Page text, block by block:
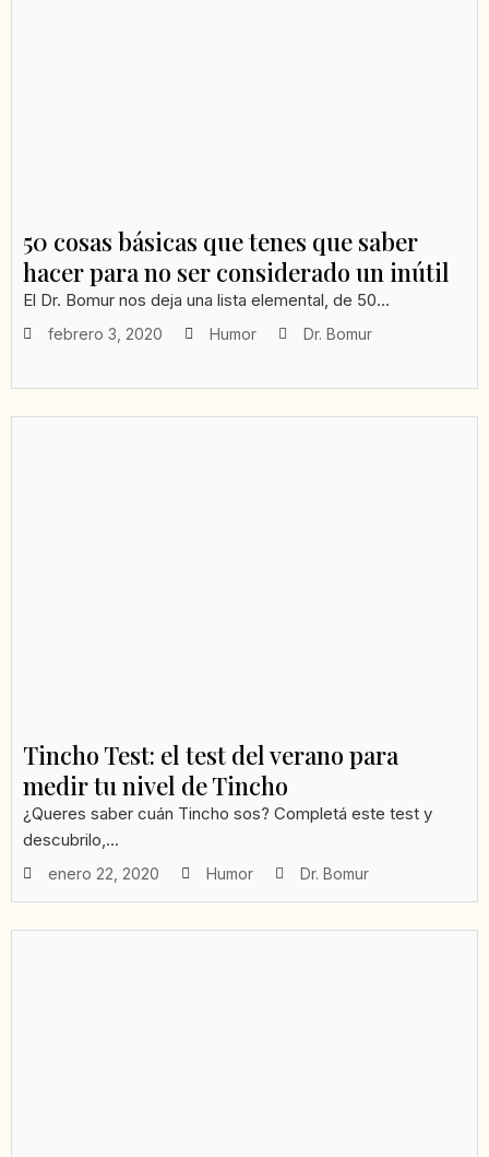
50 cosas básicas que tenes que saber
hacer para no ser considerado un inútil
El Dr. Bomur nos deja una lista elemental, de 50...
febrero 3, 2020 Humor Dr. Bomur
Tincho Test: el test del verano para
medir tu nivel de Tincho
¿Queres saber cuán Tincho sos? Completá este test y
descubrilo,...
enero 22, 2020 Humor Dr. Bomur